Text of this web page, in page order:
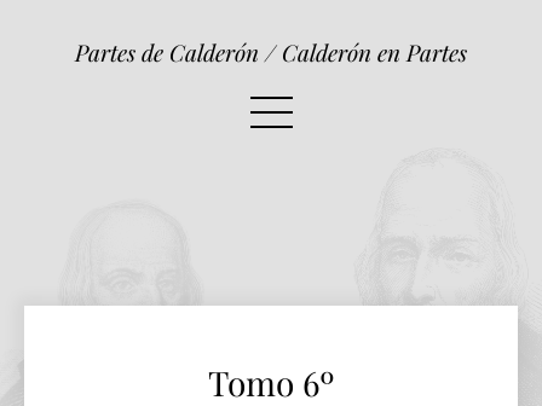
Partes de Calderón / Calderón en Partes
Tomo 6º